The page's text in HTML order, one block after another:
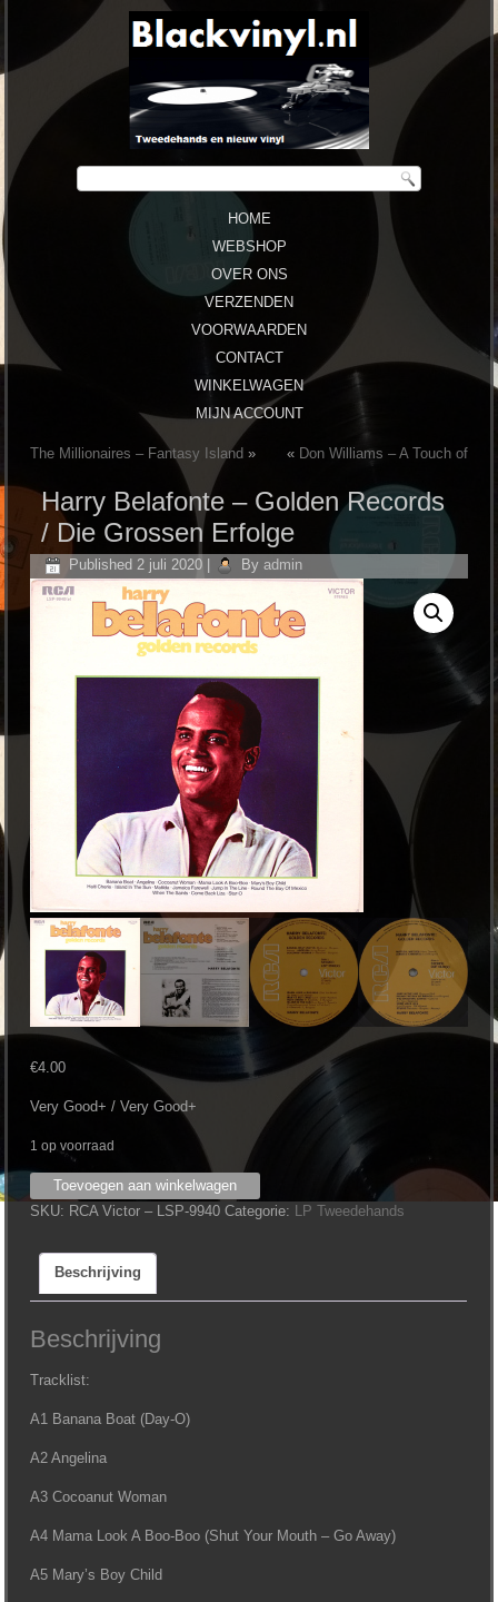
HOME
WEBSHOP
OVER ONS
VERZENDEN
VOORWAARDEN
CONTACT
WINKELWAGEN
MIJN ACCOUNT
The Millionaires ‎– Fantasy Island » « Don Williams – A Touch of
Harry Belafonte ‎– Golden Records
/ Die Grossen Erfolge
Published 2 juli 2020 By admin
€4.00
Very Good+ / Very Good+
1 op voorraad
Harry
Belafonte
Golden
Records
/
Die
Erfolge
Toevoegen aan winkelwagen
SKU: RCA Victor ‎– LSP-9940 Categorie: LP Tweedehands
Beschrijving
Beschrijving
Tracklist:
A1 Banana Boat (Day-O)
A2 Angelina
A3 Cocoanut Woman
A4 Mama Look A Boo-Boo (Shut Your Mouth – Go Away)
A5 Mary’s Boy Child